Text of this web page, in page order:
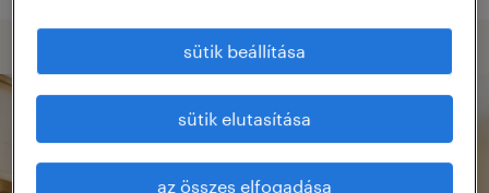
sütik beállítása
sütik elutasítása
az összes elfogadása